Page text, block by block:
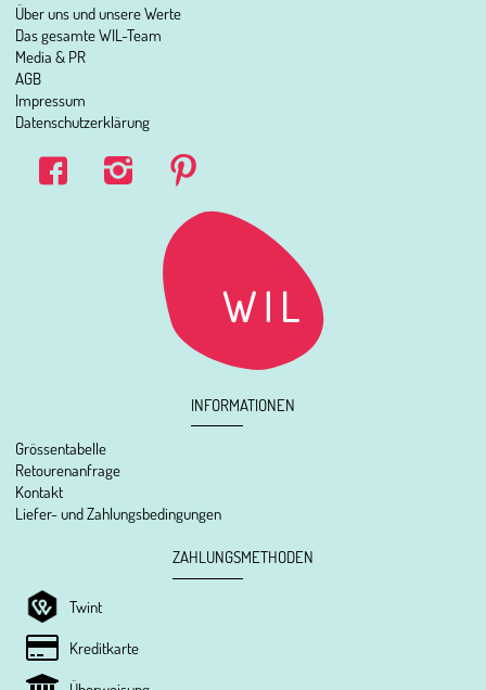
Über uns und unsere Werte
Das gesamte WIL-Team
Media & PR
AGB
Impressum
Datenschutzerklärung
INFORMATIONEN
Grössentabelle
Retourenanfrage
Kontakt
Liefer- und Zahlungsbedingungen
ZAHLUNGSMETHODEN
Twint
Kreditkarte